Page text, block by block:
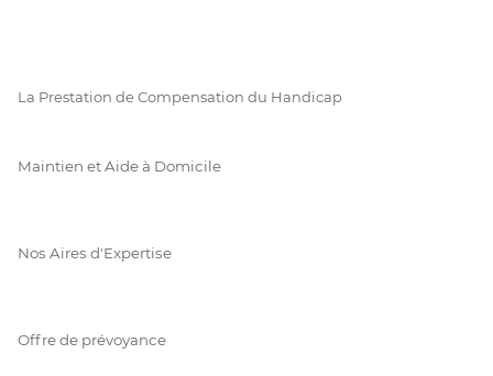
La Prestation de Compensation du Handicap
Maintien et Aide à Domicile
Nos Aires d'Expertise
Offre de prévoyance